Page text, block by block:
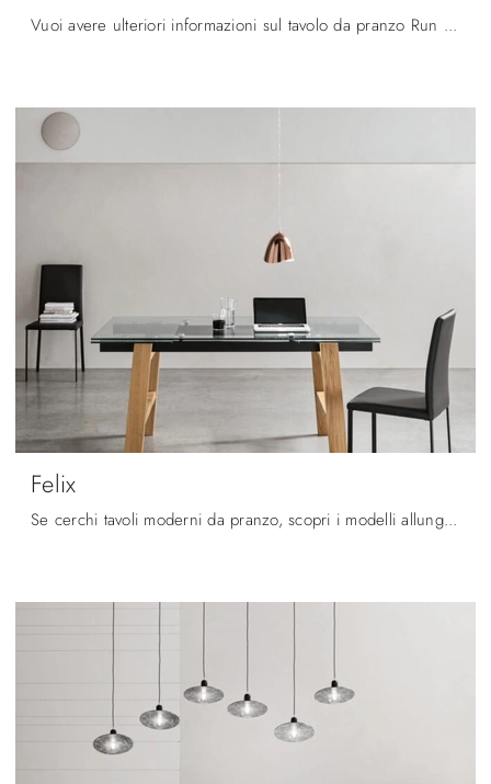
Vuoi avere ulteriori informazioni sul tavolo da pranzo Run di Maronese? Clicca e ottieni informazioni sui modelli fissi della firma.
Felix
Se cerchi tavoli moderni da pranzo, scopri i modelli allungabili di Maronese: clicca e scopri il modello Felix in vetro.